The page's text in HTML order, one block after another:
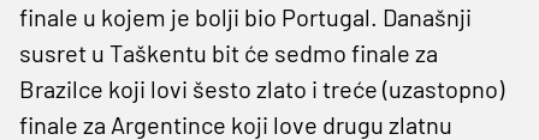
finale u kojem je bolji bio Portugal. Današnji
susret u Taškentu bit će sedmo finale za
Brazilce koji lovi šesto zlato i treće (uzastopno)
finale za Argentince koji love drugu zlatnu